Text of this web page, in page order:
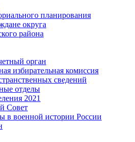
планирования
округа
района
орган
избирательная комиссия
сведений
отделы
2021
Совет
в военной истории России